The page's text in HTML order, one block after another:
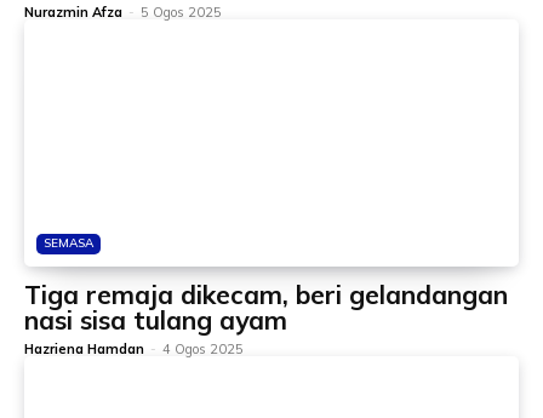
Nurazmin Afza - 5 Ogos 2025
SEMASA
Tiga remaja dikecam, beri gelandangan
nasi sisa tulang ayam
Hazriena Hamdan - 4 Ogos 2025